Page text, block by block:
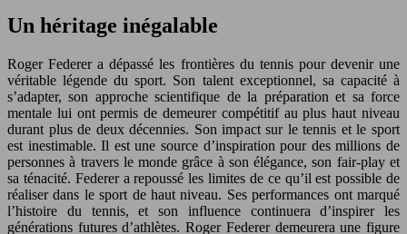
Un héritage inégalable
Roger Federer a dépassé les frontières du tennis pour devenir une
véritable légende du sport. Son talent exceptionnel, sa capacité à
s’adapter, son approche scientifique de la préparation et sa force
mentale lui ont permis de demeurer compétitif au plus haut niveau
durant plus de deux décennies. Son impact sur le tennis et le sport
est inestimable. Il est une source d’inspiration pour des millions de
personnes à travers le monde grâce à son élégance, son fair-play et
sa ténacité. Federer a repoussé les limites de ce qu’il est possible de
réaliser dans le sport de haut niveau. Ses performances ont marqué
l’histoire du tennis, et son influence continuera d’inspirer les
générations futures d’athlètes. Roger Federer demeurera une figure